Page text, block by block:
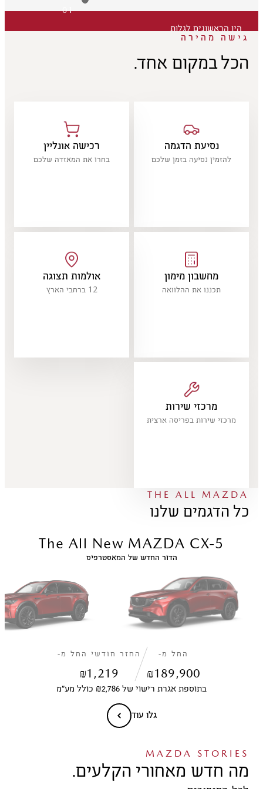
היו הראשונים לגלות
01
גישה מהירה
הכל במקום אחד.
נסיעת הדגמה
להזמין נסיעה בזמן שלכם
רכישה אונליין
בחרו את המאזדה שלכם
מחשבון מימון
תכננו את ההלוואה
אולמות תצוגה
מרכזי שירות
מרכזי שירות בפריסה ארצית
THE ALL MAZDA
כל הדגמים שלנו
The All New MAZDA CX-5
הדור החדש של המאסטרפיס
החל מ-
₪189,900
החזר חודשי החל מ-
₪1,219
בתוספת אגרת רישוי של ₪2,786 כולל מע״מ
גלו עוד
MAZDA STORIES
מה חדש מאחורי הקלעים.